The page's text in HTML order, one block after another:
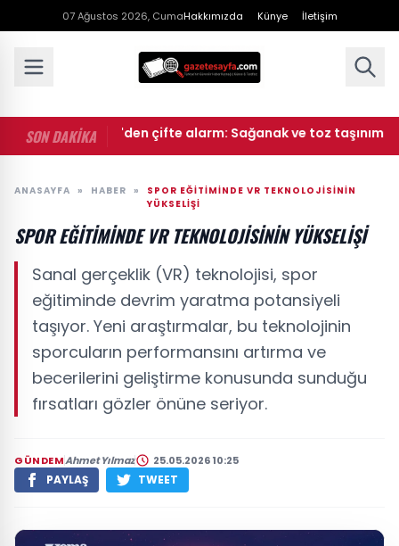
07 Ağustos 2026, CumaHakkımızda Künye İletişim
SON DAKİKA
• Meteoroloji'den çifte alarm: Sağanak ve toz taşınımı
ANASAYFA » HABER »
SPOR EĞITIMINDE VR TEKNOLOJISININ
YÜKSELIŞI
SPOR EĞITIMINDE VR TEKNOLOJISININ YÜKSELIŞI
Sanal gerçeklik (VR) teknolojisi, spor
eğitiminde devrim yaratma potansiyeli
taşıyor. Yeni araştırmalar, bu teknolojinin
sporcuların performansını artırma ve
becerilerini geliştirme konusunda sunduğu
fırsatları gözler önüne seriyor.
GÜNDEMAhmet Yılmaz 25.05.2026 10:25
PAYLAŞ TWEET